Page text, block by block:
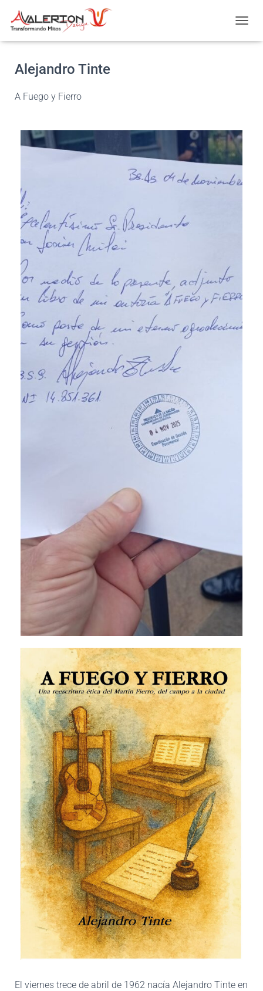
Alejandro Tinte
A Fuego y Fierro
El viernes trece de abril de 1962 nacía Alejandro Tinte en